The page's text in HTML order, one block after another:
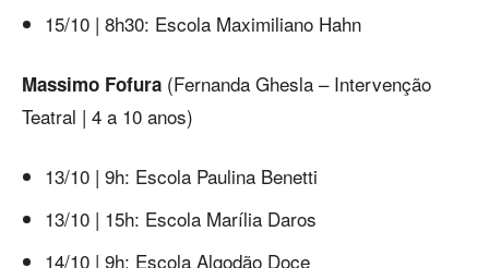
15/10 | 8h30: Escola Maximiliano Hahn
Massimo Fofura (Fernanda Ghesla – Intervenção
Teatral | 4 a 10 anos)
13/10 | 9h: Escola Paulina Benetti
13/10 | 15h: Escola Marília Daros
14/10 | 9h: Escola Algodão Doce